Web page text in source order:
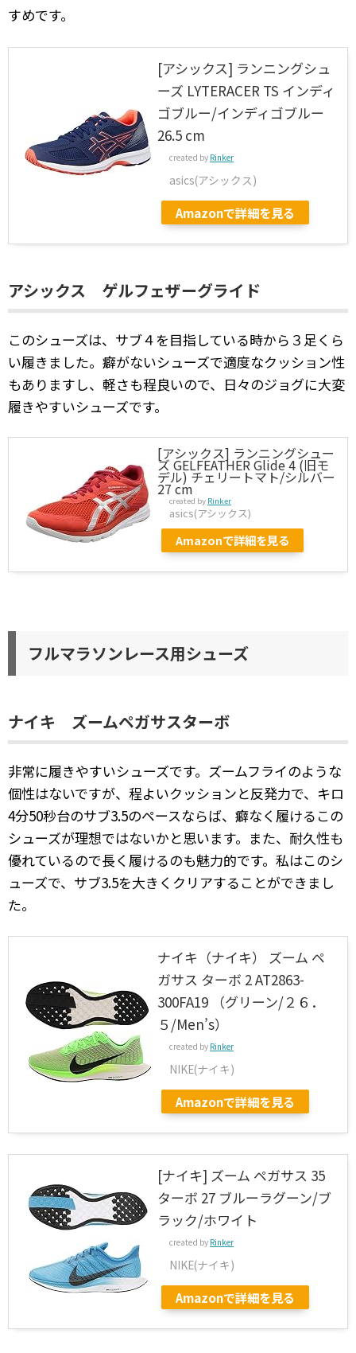
すめです。
[アシックス] ランニングシュ
ーズ LYTERACER TS インディ
ゴブルー/インディゴブルー
26.5 cm
created by Rinker
asics(アシックス)
Amazonで詳細を見る
アシックス ゲルフェザーグライド
このシューズは、サブ４を目指している時から３足くら
い履きました。癖がないシューズで適度なクッション性
もありますし、軽さも程良いので、日々のジョグに大変
履きやすいシューズです。
[アシックス] ランニングシュー
ズ GELFEATHER Glide 4 (旧モ
デル) チェリートマト/シルバー
27 cm
created by Rinker
asics(アシックス)
Amazonで詳細を見る
フルマラソンレース用シューズ
ナイキ ズームペガサスターボ
非常に履きやすいシューズです。ズームフライのような
個性はないですが、程よいクッションと反発力で、キロ
4分50秒台のサブ3.5のペースならば、癖なく履けるこの
シューズが理想ではないかと思います。また、耐久性も
優れているので長く履けるのも魅力的です。私はこのシ
ューズで、サブ3.5を大きくクリアすることができまし
た。
ナイキ（ナイキ） ズーム ペ
ガサス ターボ 2 AT2863-
300FA19 （グリーン/２６．
５/Men’s）
created by Rinker
NIKE(ナイキ)
Amazonで詳細を見る
[ナイキ] ズーム ペガサス 35
ターボ 27 ブルーラグーン/ブ
ラック/ホワイト
created by Rinker
NIKE(ナイキ)
Amazonで詳細を見る